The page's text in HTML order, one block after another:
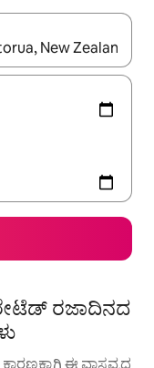
ಕೀಲಿಗಳೊಂದಿಗೆ
ರಜಾದಿನದ
ಕಾರಣಕ್ಕಾಗಿ ಈ ವಾಸ್ತವ್ಯದ